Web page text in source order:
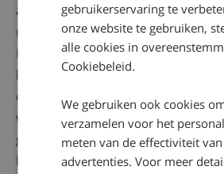
anderzijds de mening van de
meer: Rabbijn Lewis c.s./Cassuto,
Raad meent voorts dat door de
kunnen alleen aannemen dat deze
en “Het is toch nodig om de
worden te herhalen” de
gepresenteerd. Verweerders
bedoelde beweringen feitelijk
gebruikerservaring te
onze website te gebruiken,
alle cookies in
Cookiebeleid.
We gebruiken ook cookies
verzamelen voor het
meten van de effectiviteit
advertenties. Voor meer